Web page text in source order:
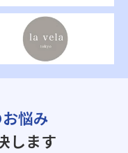
悩み
します